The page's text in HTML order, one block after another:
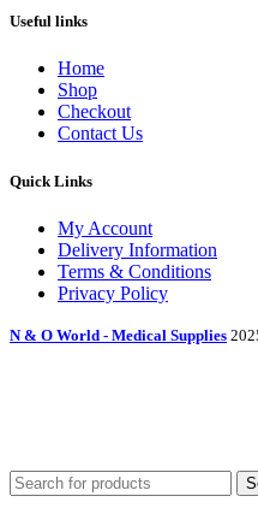
Useful links
Home
Shop
Checkout
Contact Us
Quick Links
My Account
Delivery Information
Terms & Conditions
Privacy Policy
N & O World - Medical Supplies